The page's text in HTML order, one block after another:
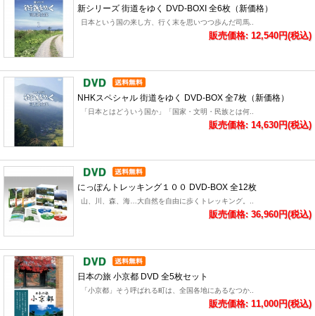
新シリーズ 街道をゆく DVD-BOXI 全6枚（新価格）
日本という国の来し方、行く末を思いつつ歩んだ司馬..
販売価格: 12,540円(税込)
NHKスペシャル 街道をゆく DVD-BOX 全7枚（新価格）
「日本とはどういう国か」「国家・文明・民族とは何..
販売価格: 14,630円(税込)
にっぽんトレッキング１００ DVD-BOX 全12枚
山、川、森、海…大自然を自由に歩くトレッキング。..
販売価格: 36,960円(税込)
日本の旅 小京都 DVD 全5枚セット
「小京都」そう呼ばれる町は、全国各地にあるなつか..
販売価格: 11,000円(税込)